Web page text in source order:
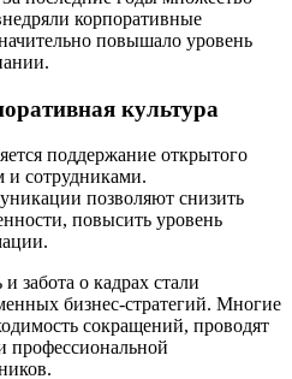
корпоративные
повышало уровень
культура
поддержание открытого
и сотрудниками.
позволяют снизить
повысить уровень
забота о кадрах стали
бизнес-стратегий. Многие
сокращений, проводят
профессиональной